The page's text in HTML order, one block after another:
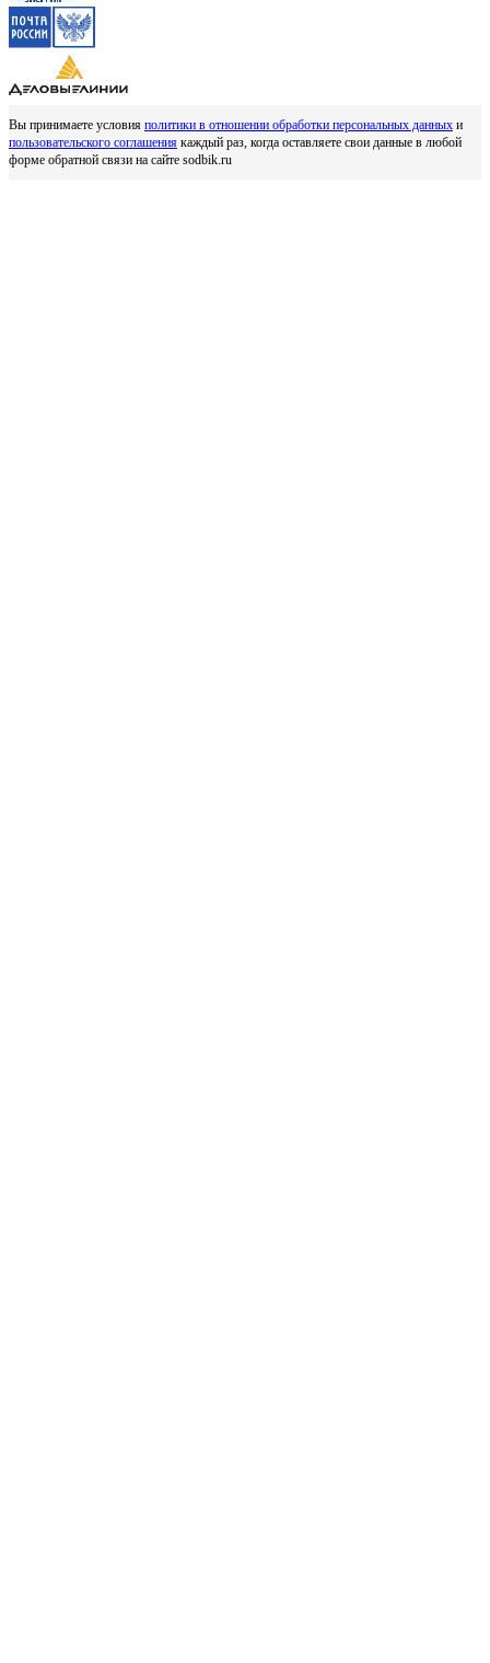
Вы принимаете условия политики в отношении обработки персональных данных и
пользовательского соглашения каждый раз, когда оставляете свои данные в любой
форме обратной связи на сайте sodbik.ru